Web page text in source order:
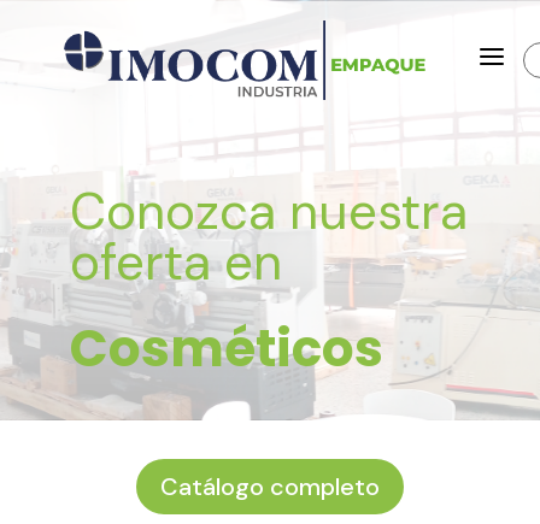
a
Conozca nuestra
oferta en
Cosméticos
Catálogo completo